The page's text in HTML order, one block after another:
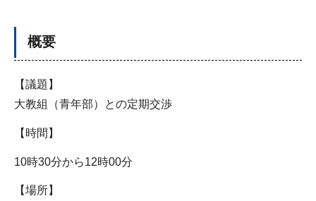
概要
【議題】
大教組（青年部）との定期交渉
【時間】
10時30分から12時00分
【場所】